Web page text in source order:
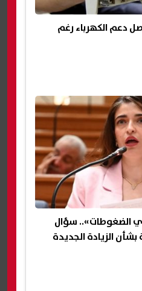
دعم الكهرباء رغم
الضغوطات».. سؤال
الزيادة الجديدة